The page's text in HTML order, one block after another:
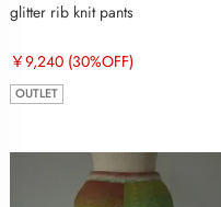
glitter rib knit pants
￥9,240 (30%OFF)
OUTLET